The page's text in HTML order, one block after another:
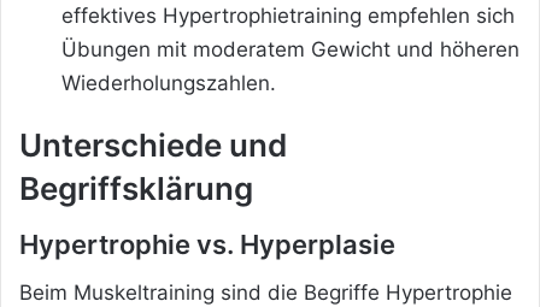
effektives Hypertrophietraining empfehlen sich
Übungen mit moderatem Gewicht und höheren
Wiederholungszahlen.
Unterschiede und
Begriffsklärung
Hypertrophie vs. Hyperplasie
Beim Muskeltraining sind die Begriffe Hypertrophie